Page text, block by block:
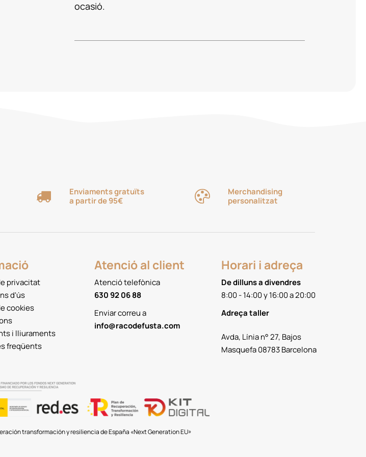
ocasió.
Enviaments gratuïts
a partir de 95€
Merchandising
personalitzat
privacitat
d'ús
cookies
i lliuraments
freqüents
Atenció al client
Atenció telefònica
630 92 06 88
Enviar correu a
info@racodefusta.com
Horari i adreça
De dilluns a divendres
8:00 - 14:00 y 16:00 a 20:00
Adreça taller
Avda, Línia n° 27, Bajos
Masquefa 08783 Barcelona
transformación y resiliencia de España «Next Generation EU»